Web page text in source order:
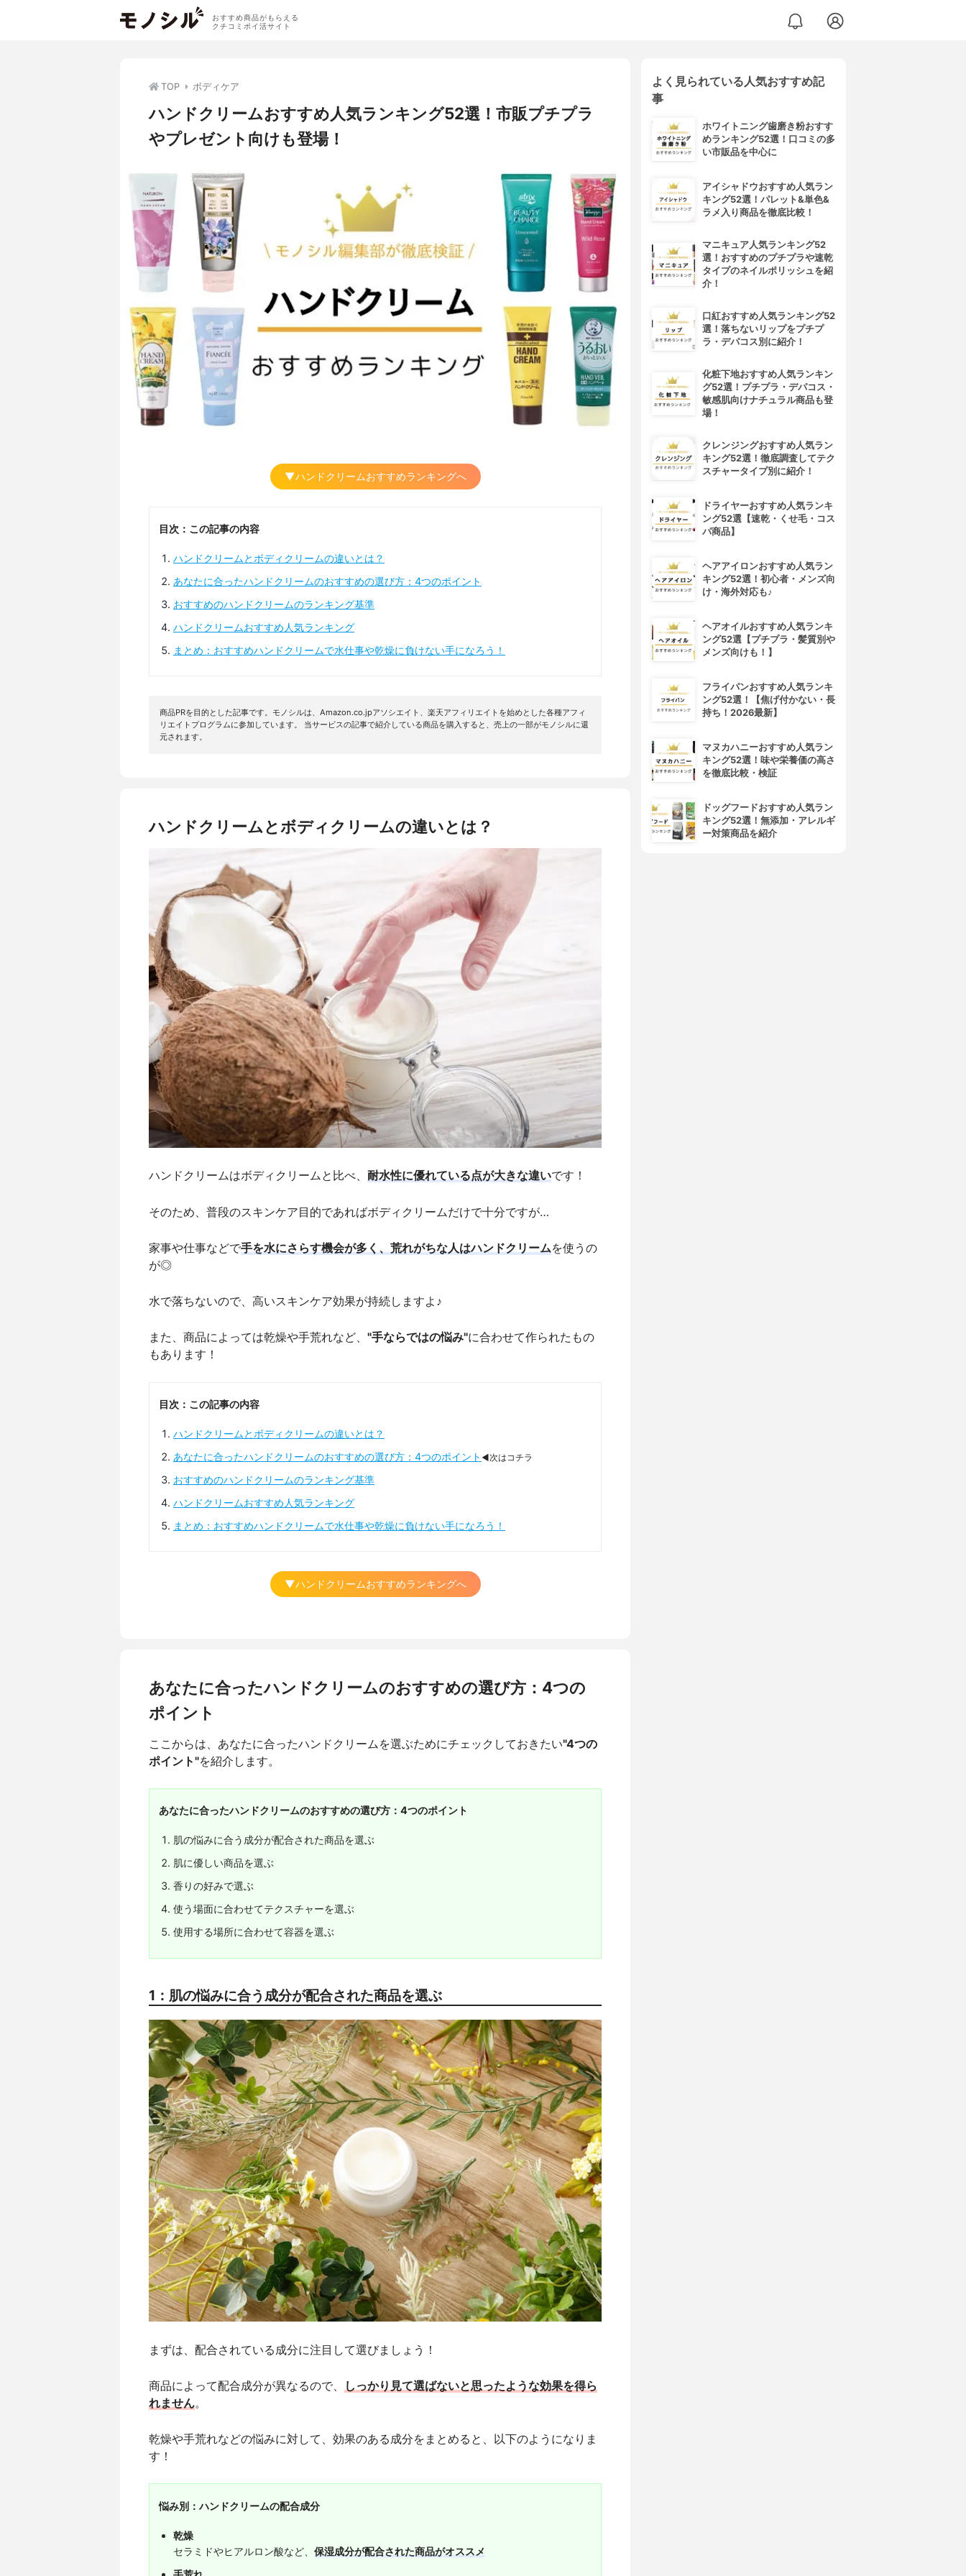
おすすめ商品がもらえる
クチコミポイ活サイト
TOP ボディケア
ハンドクリームおすすめ人気ランキング52選！市販プチプラ
やプレゼント向けも登場！
▼ハンドクリームおすすめランキングへ
目次：この記事の内容
ハンドクリームとボディクリームの違いとは？
あなたに合ったハンドクリームのおすすめの選び方：4つのポイント
おすすめのハンドクリームのランキング基準
ハンドクリームおすすめ人気ランキング
まとめ：おすすめハンドクリームで水仕事や乾燥に負けない手になろう！
商品PRを目的とした記事です。モノシルは、Amazon.co.jpアソシエイト、楽天アフィリエイトを始めとした各種アフィ
リエイトプログラムに参加しています。 当サービスの記事で紹介している商品を購入すると、売上の一部がモノシルに還
元されます。
ハンドクリームとボディクリームの違いとは？
ハンドクリームはボディクリームと比べ、 耐水性に優れている点が大きな違いです！
そのため、普段のスキンケア目的であればボディクリームだけで十分ですが…
家事や仕事などで手を水にさらす機会が多く、荒れがちな人はハンドクリームを使うの
が◎
水で落ちないので、高いスキンケア効果が持続しますよ♪
また、商品によっては乾燥や手荒れなど、 "手ならではの悩み"に合わせて作られたもの
もあります！
目次：この記事の内容
ハンドクリームとボディクリームの違いとは？
あなたに合ったハンドクリームのおすすめの選び方：4つのポイント ◀次はコチラ
おすすめのハンドクリームのランキング基準
ハンドクリームおすすめ人気ランキング
まとめ：おすすめハンドクリームで水仕事や乾燥に負けない手になろう！
▼ハンドクリームおすすめランキングへ
あなたに合ったハンドクリームのおすすめの選び方：4つの
ポイント
ここからは、あなたに合ったハンドクリームを選ぶためにチェックしておきたい"4つの
ポイント"を紹介します。
あなたに合ったハンドクリームのおすすめの選び方：4つのポイント
肌の悩みに合う成分が配合された商品を選ぶ
肌に優しい商品を選ぶ
香りの好みで選ぶ
使う場面に合わせてテクスチャーを選ぶ
使用する場所に合わせて容器を選ぶ
1：肌の悩みに合う成分が配合された商品を選ぶ
まずは、配合されている成分に注目して選びましょう！
商品によって配合成分が異なるので、
しっかり見て選ばないと思ったような効果を得ら
れません。
乾燥や手荒れなどの悩みに対して、効果のある成分をまとめると、以下のようになりま
す！
悩み別：ハンドクリームの配合成分
乾燥
セラミドやヒアルロン酸など、 保湿成分が配合された商品がオススメ
よく見られている人気おすすめ記
事
ホワイトニング歯磨き粉おすす
めランキング52選！口コミの多
い市販品を中心に
アイシャドウおすすめ人気ラン
キング52選！パレット&単色&
ラメ入り商品を徹底比較！
マニキュア人気ランキング52
選！おすすめのプチプラや速乾
タイプのネイルポリッシュを紹
介！
口紅おすすめ人気ランキング52
選！落ちないリップをプチプ
ラ・デパコス別に紹介！
化粧下地おすすめ人気ランキン
グ52選！プチプラ・デパコス・
敏感肌向けナチュラル商品も登
場！
クレンジングおすすめ人気ラン
キング52選！徹底調査してテク
スチャータイプ別に紹介！
ドライヤーおすすめ人気ランキ
ング52選【速乾・くせ毛・コス
パ商品】
ヘアアイロンおすすめ人気ラン
キング52選！初心者・メンズ向
け・海外対応も♪
ヘアオイルおすすめ人気ランキ
ング52選【プチプラ・髪質別や
メンズ向けも！】
フライパンおすすめ人気ランキ
ング52選！【焦げ付かない・長
持ち！2026最新】
マヌカハニーおすすめ人気ラン
キング52選！味や栄養価の高さ
を徹底比較・検証
ドッグフードおすすめ人気ラン
キング52選！無添加・アレルギ
ー対策商品を紹介